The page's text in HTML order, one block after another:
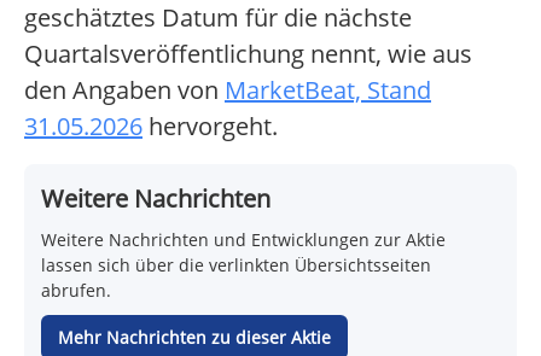
geschätztes Datum für die nächste
Quartalsveröffentlichung nennt, wie aus
den Angaben von MarketBeat, Stand
31.05.2026 hervorgeht.
Weitere Nachrichten
Weitere Nachrichten und Entwicklungen zur Aktie
lassen sich über die verlinkten Übersichtsseiten
abrufen.
Mehr Nachrichten zu dieser Aktie